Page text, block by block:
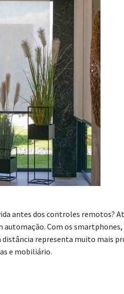
antes dos controles remotos?
Com os
distância representa muito mais
e mobiliário.